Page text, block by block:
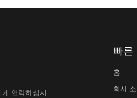
연락하십시
빠른
홈
회사